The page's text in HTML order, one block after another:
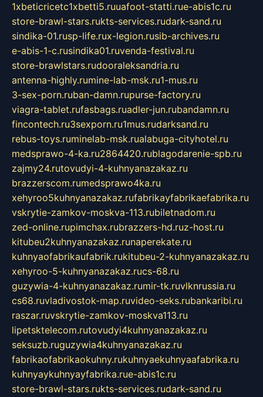
1xbeticricetc1xbetti5.ruuafoot-statti.rue-abis1c.ru
store-brawl-stars.rukts-services.rudark-sand.ru
sindika-01.rusp-life.rux-legion.rusib-archives.ru
e-abis-1-c.rusindika01.ruvenda-festival.ru
store-brawlstars.rudooraleksandria.ru
antenna-highly.rumine-lab-msk.ru1-mus.ru
3-sex-porn.ruban-damn.rupurse-factory.ru
viagra-tablet.rufasbags.ruadler-jun.rubandamn.ru
fincontech.ru3sexporn.ru1mus.rudarksand.ru
rebus-toys.ruminelab-msk.rualabuga-cityhotel.ru
medsprawo-4-ka.ru2864420.rublagodarenie-spb.ru
zajmy24.rutovudyi-4-kuhnyanazakaz.ru
brazzerscom.rumedsprawo4ka.ru
xehyroo5kuhnyanazakaz.rufabrikayfabrikaefabrika.ru
vskrytie-zamkov-moskva-113.rubiletnadom.ru
zed-online.rupimchax.rubrazzers-hd.ruz-host.ru
kitubeu2kuhnyanazakaz.runaperekate.ru
kuhnyaofabrikaufabrik.rukitubeu-2-kuhnyanazakaz.ru
xehyroo-5-kuhnyanazakaz.rucs-68.ru
guzywia-4-kuhnyanazakaz.rumir-tk.ruvlknrussia.ru
cs68.ruvladivostok-map.ruvideo-seks.rubankaribi.ru
raszar.ruvskrytie-zamkov-moskva113.ru
lipetsktelecom.rutovudyi4kuhnyanazakaz.ru
seksuzb.ruguzywia4kuhnyanazakaz.ru
fabrikaofabrikaokuhny.rukuhnyaekuhnyaafabrika.ru
kuhnyaykuhnyayfabrika.rue-abis1c.ru
store-brawl-stars.rukts-services.rudark-sand.ru